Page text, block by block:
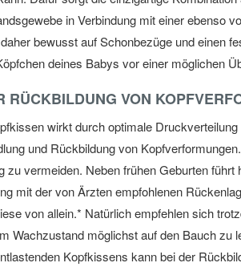
in Verbindung mit einer ebenso
bewusst auf Schonbezüge und einen
deines Babys vor einer möglichen
RÜCKBILDUNG VON
wirkt durch optimale
und Rückbildung von
zu vermeiden. Neben frühen Geburten
mit der von Ärzten empfohlenen
von allein.* Natürlich empfehlen sich
Wachzustand möglichst auf den Bauch zu
Kopfkissens kann bei der